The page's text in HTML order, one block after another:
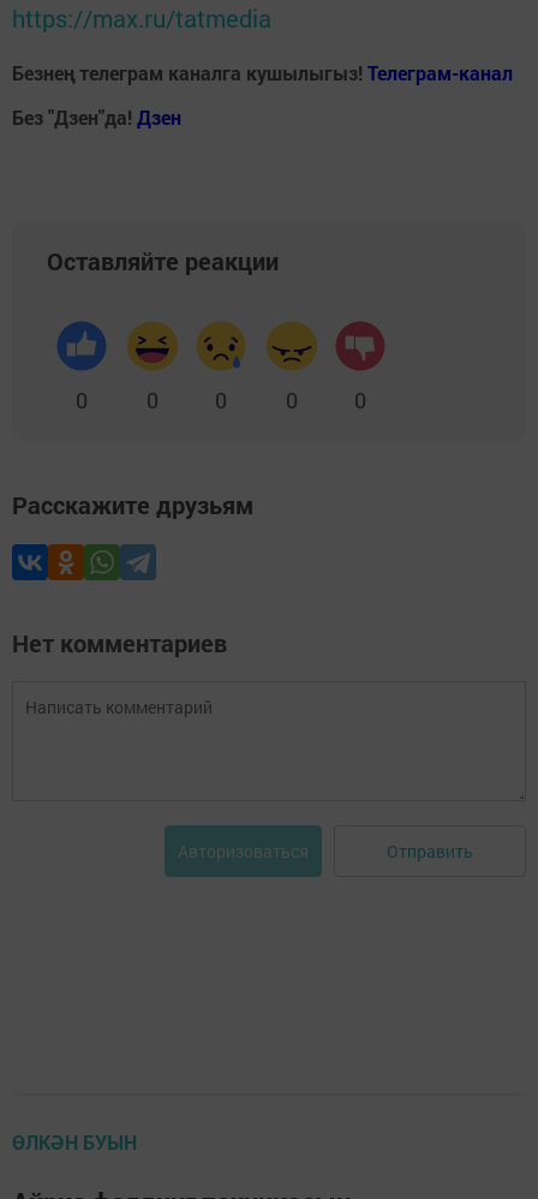
https://max.ru/tatmedia
Безнең телеграм каналга кушылыгыз! Телеграм-канал
Без "Дзен"да! Дзен
Оставляйте реакции
0 0 0 0 0
Расскажите друзьям
Нет комментариев
Авторизоваться Отправить
ӨЛКӘН БУЫН